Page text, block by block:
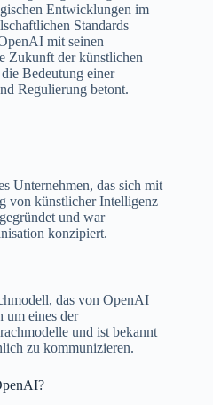
Entwicklungen im
Standards
mit seinen
Zukunft der künstlichen
Bedeutung einer
Regulierung betont.
Unternehmen, das sich mit
von künstlicher Intelligenz
und war
konzipiert.
das von OpenAI
um eines der
und ist bekannt
zu kommunizieren.